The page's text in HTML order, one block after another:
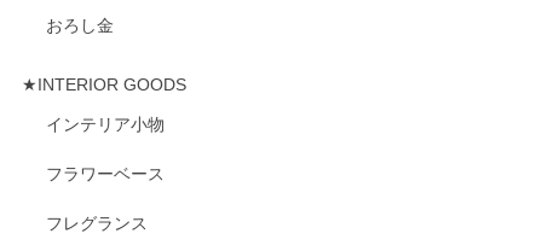
おろし金
★INTERIOR GOODS
インテリア小物
フラワーベース
フレグランス